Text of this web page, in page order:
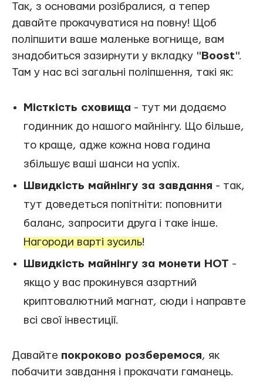
Так, з основами розібралися, а тепер
давайте прокачуватися на повну! Щоб
поліпшити ваше маленьке вогнище, вам
знадобиться зазирнути у вкладку " Boost".
Там у нас всі загальні поліпшення, такі як:
Місткість сховища - тут ми додаємо
годинник до нашого майнінгу. Що більше,
то краще, адже кожна нова година
збільшує ваші шанси на успіх.
Швидкість майнінгу за завдання - так,
тут доведеться попітніти: поповнити
баланс, запросити друга і таке інше.
Нагороди варті зусиль!
Швидкість майнінгу за монети HOT -
якщо у вас прокинувся азартний
криптовалютний магнат, сюди і направте
всі свої інвестиції.
Давайте покроково розберемося, як
побачити завдання і прокачати гаманець.